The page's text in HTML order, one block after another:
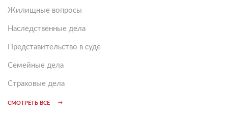
Жилищные вопросы
Наследственные дела
Представительство в суде
Семейные дела
Страховые дела
СМОТРЕТЬ ВСЕ